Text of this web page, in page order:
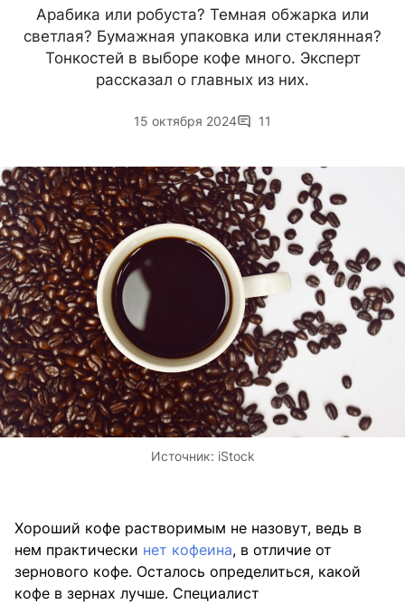
Арабика или робуста? Темная обжарка или
светлая? Бумажная упаковка или стеклянная?
Тонкостей в выборе кофе много. Эксперт
рассказал о главных из них.
15 октября 2024 11
Источник: iStock
Хороший кофе растворимым не назовут, ведь в
нем практически нет кофеина, в отличие от
зернового кофе. Осталось определиться, какой
кофе в зернах лучше. Специалист